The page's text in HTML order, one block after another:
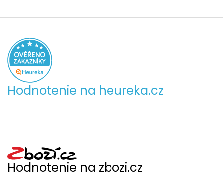
Hodnotenie na heureka.cz
Hodnotenie na zbozi.cz